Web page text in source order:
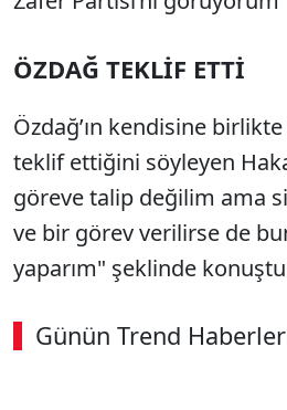
ÖZDAĞ TEKLİF ETTİ
Özdağ’ın kendisine
teklif ettiğini söyleyen
göreve talip değilim ama
ve bir görev verilirse de
yaparım" şeklinde
Günün Trend
00:02 / 08:15